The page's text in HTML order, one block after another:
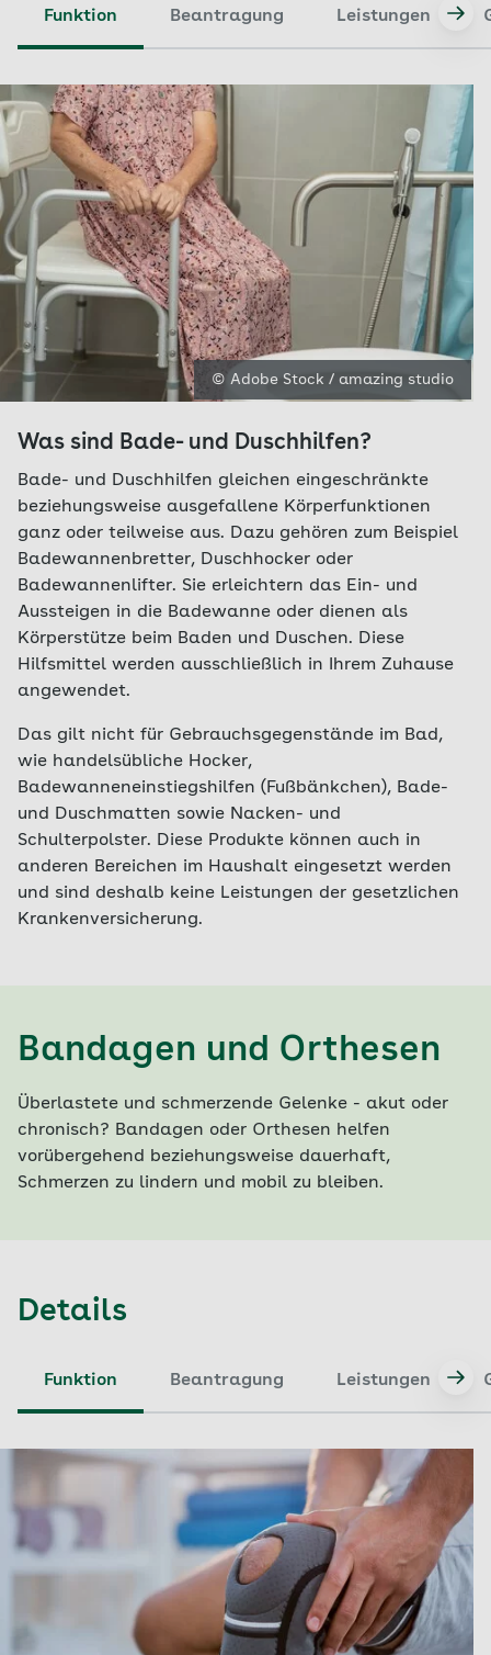
Funktion Beantragung Leistungen
© Adobe Stock / amazing studio
Was sind Bade- und Duschhilfen?
Bade- und Duschhilfen gleichen eingeschränkte
beziehungsweise ausgefallene Körperfunktionen
ganz oder teilweise aus. Dazu gehören zum Beispiel
Badewannenbretter, Duschhocker oder
Badewannenlifter. Sie erleichtern das Ein- und
Aussteigen in die Badewanne oder dienen als
Körperstütze beim Baden und Duschen. Diese
Hilfsmittel werden ausschließlich in Ihrem Zuhause
angewendet.
Das gilt nicht für Gebrauchsgegenstände im Bad,
wie handelsübliche Hocker,
Badewanneneinstiegshilfen (Fußbänkchen), Bade-
und Duschmatten sowie Nacken- und
Schulterpolster. Diese Produkte können auch in
anderen Bereichen im Haushalt eingesetzt werden
und sind deshalb keine Leistungen der gesetzlichen
Krankenversicherung.
Bandagen und Orthesen
Überlastete und schmerzende Gelenke - akut oder
chronisch? Bandagen oder Orthesen helfen
vorübergehend beziehungsweise dauerhaft,
Schmerzen zu lindern und mobil zu bleiben.
Details
Funktion Beantragung Leistungen